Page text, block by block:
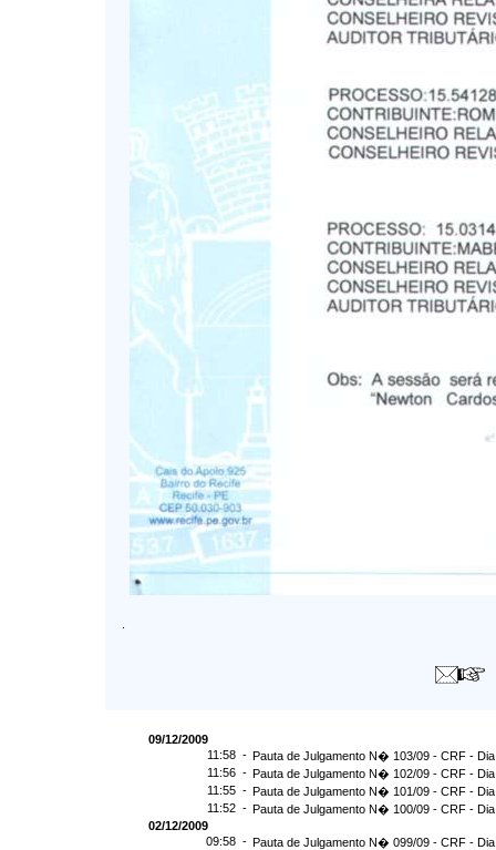
09/12/2009
11:58 - Pauta de Julgamento N� 103/09 - CRF -
11:56 - Pauta de Julgamento N� 102/09 - CRF -
11:55 - Pauta de Julgamento N� 101/09 - CRF -
11:52 - Pauta de Julgamento N� 100/09 - CRF -
02/12/2009
09:58 - Pauta de Julgamento N� 099/09 - CRF - Dia